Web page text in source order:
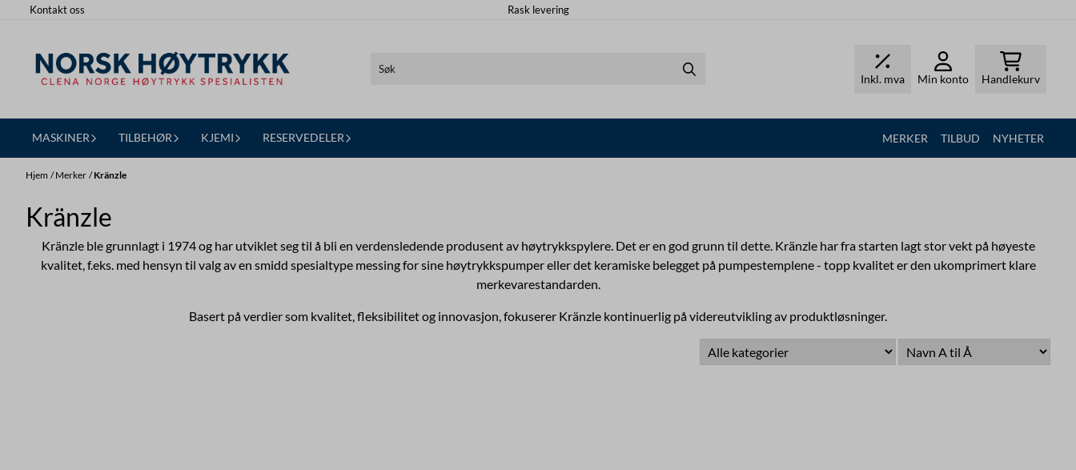
Hopp til innhold
Kontakt oss Rask levering
Inkl. mva Min konto Handlekurv
MASKINER TILBEHØR KJEMI RESERVEDELER MERKER TILBUD NYHETER
Hjem /Merker /Kränzle
Kränzle
Kränzle ble grunnlagt i 1974 og har utviklet seg til å bli en verdensledende produsent av høytrykkspylere. Det er en god grunn til dette. Kränzle har fra starten lagt stor vekt på høyeste
kvalitet, f.eks. med hensyn til valg av en smidd spesialtype messing for sine høytrykkspumper eller det keramiske belegget på pumpestemplene - topp kvalitet er den ukomprimert klare
merkevarestandarden.
Basert på verdier som kvalitet, fleksibilitet og innovasjon, fokuserer Kränzle kontinuerlig på videreutvikling av produktløsninger.